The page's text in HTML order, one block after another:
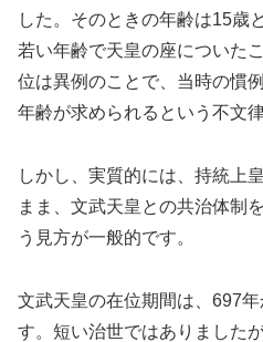
した。そのときの年齢は15歳
若い年齢で天皇の座についた
位は異例のことで、当時の慣
年齢が求められるという不文
しかし、実質的には、持統上
まま、文武天皇との共治体制
う見方が一般的です。
文武天皇の在位期間は、697
す。短い治世ではありました